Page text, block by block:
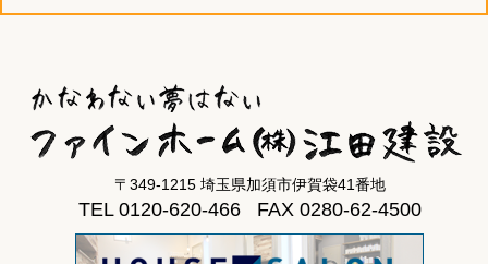
〒349-1215 埼玉県加須市伊賀袋41番地
TEL 0120-620-466 FAX 0280-62-4500